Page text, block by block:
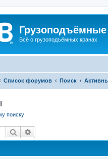
Всё о грузоподъёмных кранах
Список форумов Поиск
поиску
Поиск